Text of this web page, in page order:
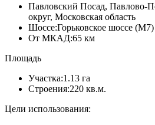
Павловский Посад, Павлово-
округ, Московская область
Шоссе:Горьковское шоссе (М7)
От МКАД:65 км
Площадь
Участка:1.13 га
Строения:220 кв.м.
Цели использования: